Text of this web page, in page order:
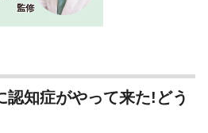
知症がやって来た!どう